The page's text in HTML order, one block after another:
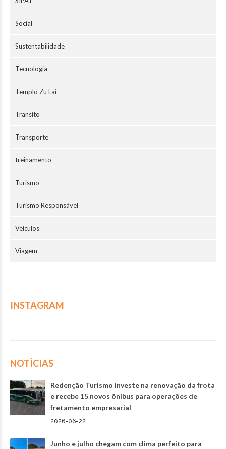
Social
Sustentabilidade
Tecnologia
Templo Zu Lai
Transito
Transporte
treinamento
Turismo
Turismo Responsável
Veículos
Viagem
INSTAGRAM
NOTÍCIAS
Redenção Turismo investe na renovação da frota
e recebe 15 novos ônibus para operações de
fretamento empresarial
2026-06-22
Junho e julho chegam com clima perfeito para